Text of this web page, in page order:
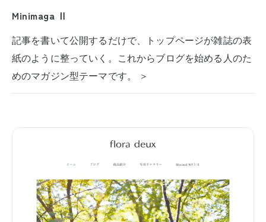
Minimaga Ⅱ
記事を書いて公開するだけで、トップページが雑誌の表
紙のように整っていく。これからブログを始める人のた
めのマガジン型テーマです。 ＞